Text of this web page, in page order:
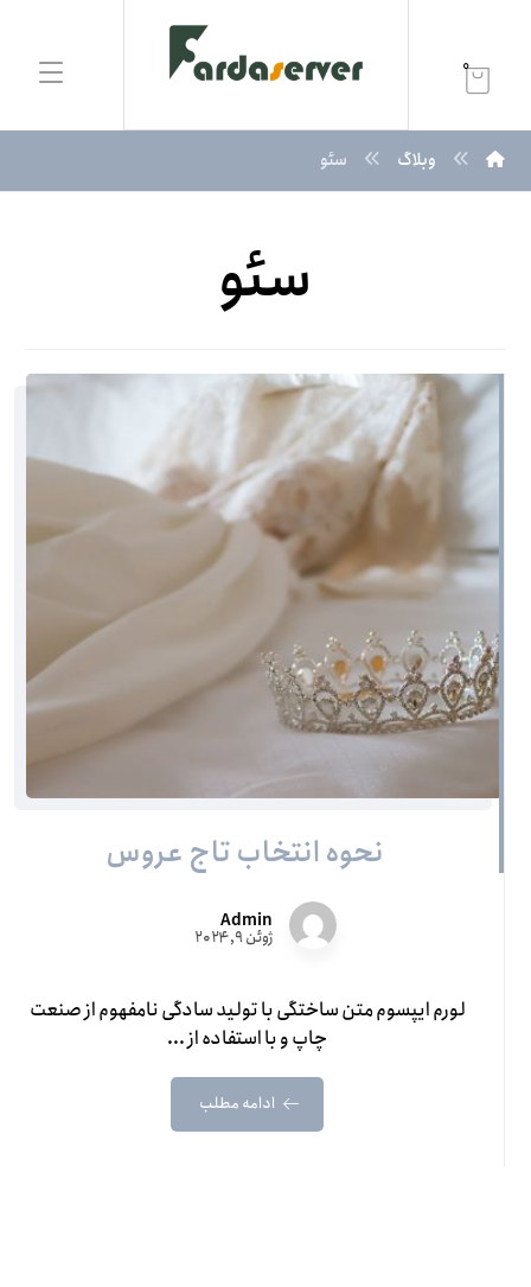
0
وبلاگ سئو
سئو
نحوه انتخاب تاج عروس
Admin
ژوئن ۹, ۲۰۲۴
لورم ایپسوم متن ساختگی با تولید سادگی نامفهوم از صنعت
چاپ و با استفاده از ...
ادامه مطلب